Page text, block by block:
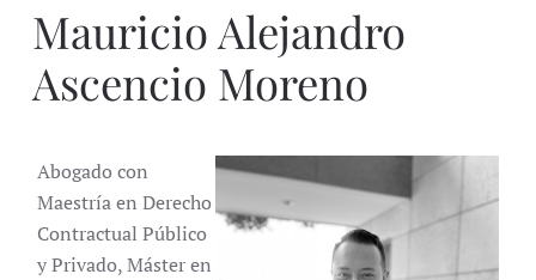
Mauricio Alejandro
Ascencio Moreno
Abogado con
Maestría en Derecho
Contractual Público
y Privado, Máster en